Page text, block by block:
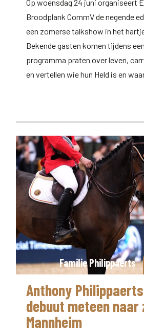
Op woensdag 24 juni organiseert
Broodplank CommV de negende
een zomerse talkshow in het
Bekende gasten komen tijdens
programma praten over leven,
en vertellen wie hun Held is en
Familie Philippaerts
Anthony
debuut meteen
Mannheim